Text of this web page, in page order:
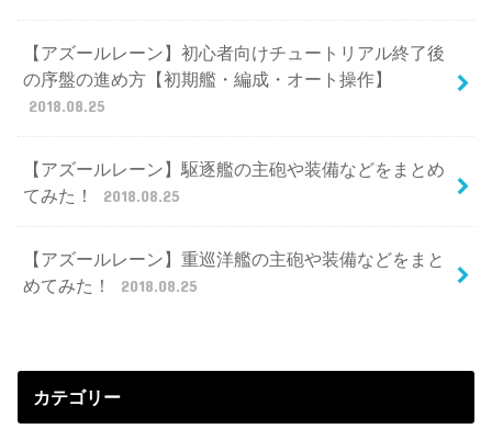
【アズールレーン】初心者向けチュートリアル終了後
の序盤の進め方【初期艦・編成・オート操作】
2018.08.25
【アズールレーン】駆逐艦の主砲や装備などをまとめ
てみた！
2018.08.25
【アズールレーン】重巡洋艦の主砲や装備などをまと
めてみた！
2018.08.25
カテゴリー